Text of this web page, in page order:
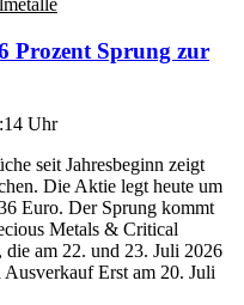
Prozent Sprung zur
Uhr
seit Jahresbeginn zeigt
Die Aktie legt heute um
Euro. Der Sprung kommt
Metals & Critical
am 22. und 23. Juli 2026
Erst am 20. Juli